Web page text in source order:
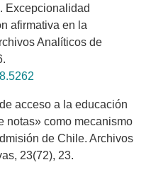
Excepcionalidad
afirmativa en la
Analíticos de
acceso a la educación
notas» como mecanismo
de Chile. Archivos
23(72), 23.